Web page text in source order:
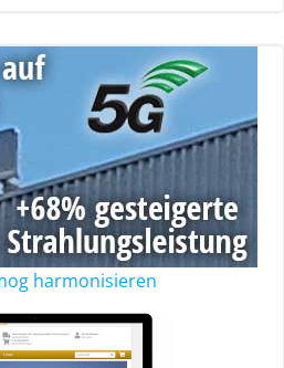
harmonisieren